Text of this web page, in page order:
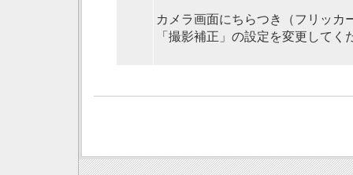
カメラ画面にちらつき（フリッカ
「撮影補正」の設定を変更してく